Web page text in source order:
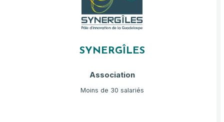
SYNERGÎLES
Association
Moins de 30 salariés